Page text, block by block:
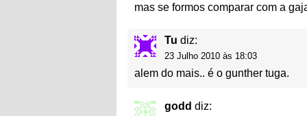
mas se formos comparar com a
Tu diz:
23 Julho 2010 às 18:03
alem do mais.. é o gunther tuga.
godd diz: